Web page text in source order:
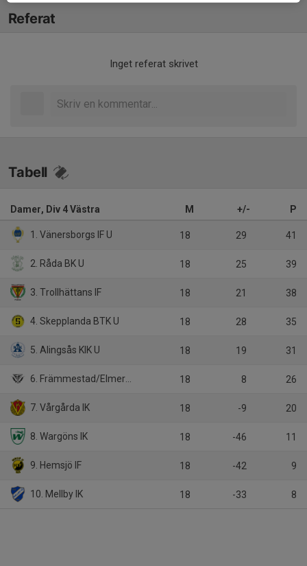
Referat
Inget referat skrivet
Tabell
Damer, Div 4 Västra M +/- P
1. Vänersborgs IF U 18 29 41
2. Råda BK U 18 25 39
3. Trollhättans IF 18 21 38
4. Skepplanda BTK U 18 28 35
5. Alingsås KIK U 18 19 31
6. Främmestad/Elmer-Fåglum/Nossebro 18 8 26
7. Vårgårda IK 18 -9 20
8. Wargöns IK 18 -46 11
9. Hemsjö IF 18 -42 9
10. Mellby IK 18 -33 8